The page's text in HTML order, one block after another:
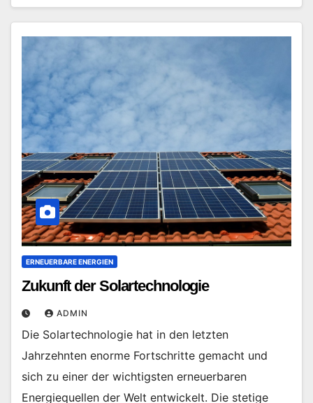
ERNEUERBARE ENERGIEN
Zukunft der Solartechnologie
ADMIN
Die Solartechnologie hat in den letzten
Jahrzehnten enorme Fortschritte gemacht und
sich zu einer der wichtigsten erneuerbaren
Energiequellen der Welt entwickelt. Die stetige